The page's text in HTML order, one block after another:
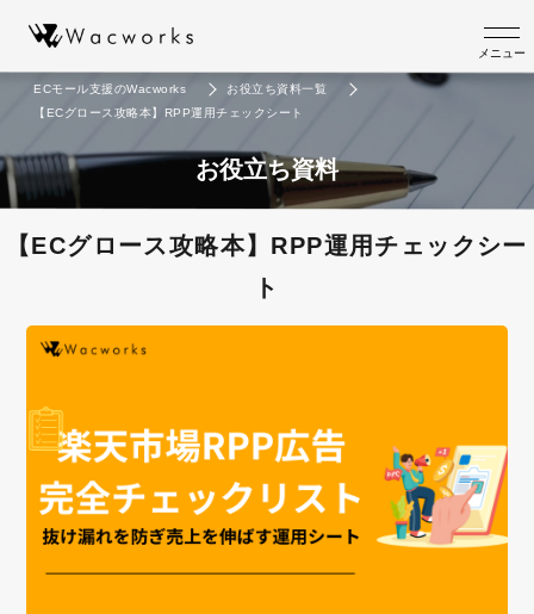
メニュー
お役立ち資料
ECモール支援のWacworks
お役立ち資料一覧
【ECグロース攻略本】RPP運用チェックシート
【ECグロース攻略本】RPP運用チェックシー
ト